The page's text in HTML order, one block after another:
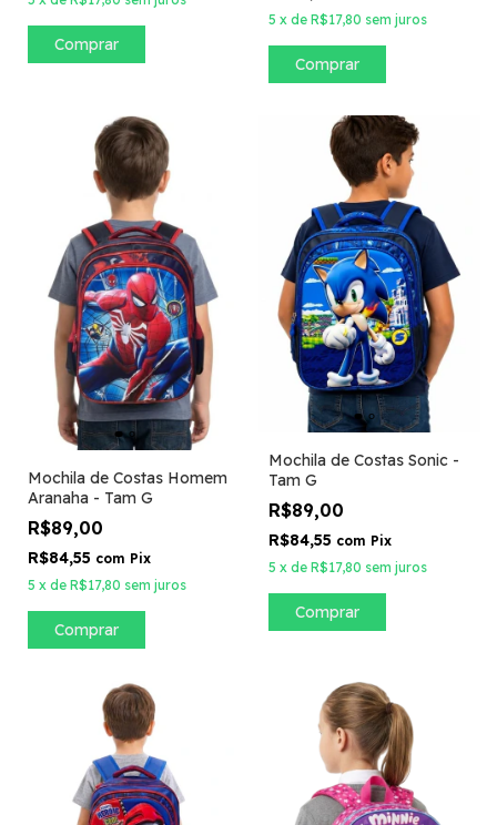
5 x de R$17,80 sem juros
Mochila de Costas Homem
Aranaha - Tam G
R$89,00
R$84,55 com Pix
5 x de R$17,80 sem juros
Mochila de Costas Sonic -
Tam G
R$89,00
R$84,55 com Pix
5 x de R$17,80 sem juros